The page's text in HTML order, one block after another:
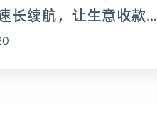
长续航，让生意收款全